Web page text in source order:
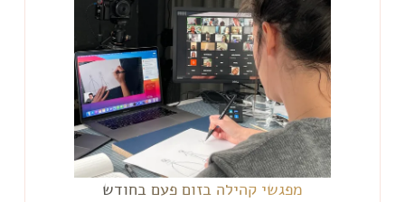
מפגשי קהילה בזום פעם בחודש